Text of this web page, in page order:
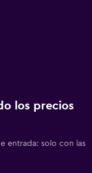
los precios
entrada: solo con las